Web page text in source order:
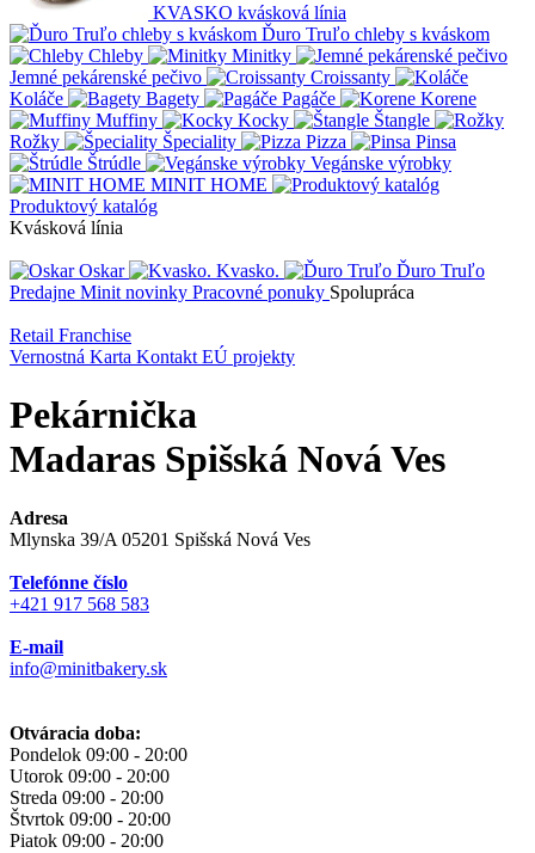
KVASKO kvásková línia
Ďuro Truľo chleby s kváskom
Chleby
Minitky
Jemné pekárenské pečivo
Croissanty
Koláče
Bagety Pagáče
Korene
Muffiny
Kocky
Štangle
Rožky
Špeciality Pizza
Pinsa
Štrúdle
Vegánske výrobky
MINIT HOME
Produktový katalóg
Kvásková línia
Oskar Kvasko.
Ďuro Truľo
Predajne Minit novinky Pracovné ponuky Spolupráca
Retail Franchise
Vernostná Karta Kontakt EÚ projekty
Pekárnička
Madaras Spišská Nová Ves
Adresa
Mlynska 39/A 05201 Spišská Nová Ves
Telefónne číslo
+421 917 568 583
E-mail
info@minitbakery.sk
Otváracia doba:
Pondelok 09:00 - 20:00
Utorok 09:00 - 20:00
Streda 09:00 - 20:00
Štvrtok 09:00 - 20:00
Piatok 09:00 - 20:00